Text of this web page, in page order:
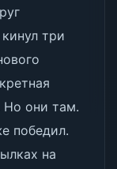
три
Но они там.
победил.
на